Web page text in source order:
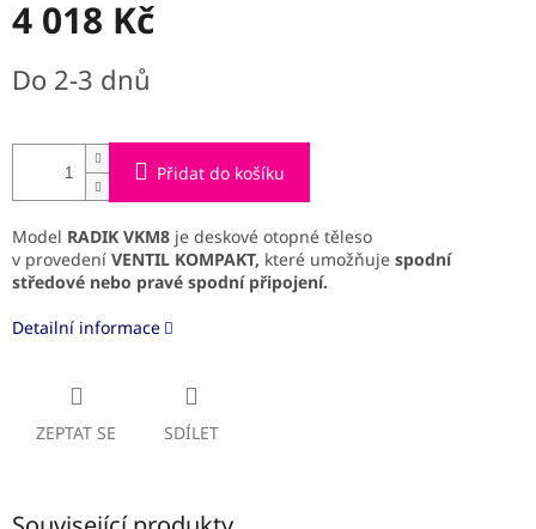
4 018 Kč
cena:
Do 2-3 dnů
Přidat do košíku
Model RADIK VKM8 je deskové otopné těleso
v provedení VENTIL KOMPAKT, které umožňuje spodní
středové nebo pravé spodní připojení.
Detailní informace
ZEPTAT SE SDÍLET